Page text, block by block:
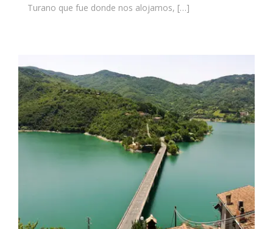
Turano que fue donde nos alojamos, […]